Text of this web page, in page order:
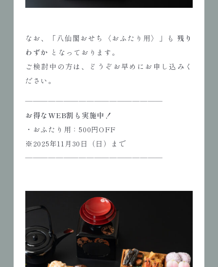
なお、「八仙閣おせち〈おふたり用〉」も残り
わずか となっております。
ご検討中の方は、どうぞお早めにお申し込みく
ださい。
――――――――――――――――――
お得なWEB割も実施中！
・おふたり用：500円OFF
※2025年11月30日（日）まで
――――――――――――――――――